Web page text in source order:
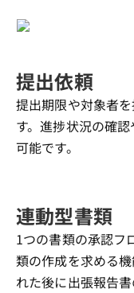
提出依頼
提出期限や対象者
す。進捗状況の確
可能です。
連動型書類
1つの書類の承認フ
類の作成を求める
れた後に出張報告